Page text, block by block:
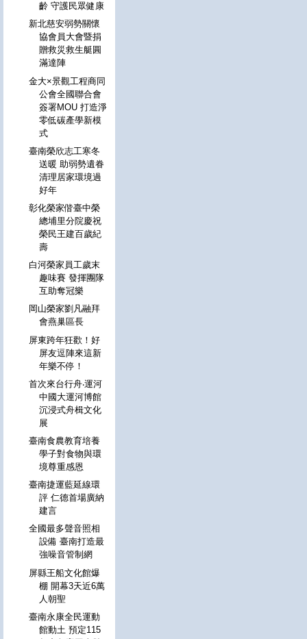
齡 守護民眾健康
新北慈安弱勢關懷
協會員大會暨捐
贈救災救生艇圓
滿達陣
金大×景觀工程商同
公會全國聯合會
簽署MOU 打造淨
零低碳產學新模
式
臺南榮欣志工寒冬
送暖 助弱勢遺眷
清理居家環境過
好年
彰化榮家偕臺中榮
總埔里分院慶祝
榮民王建百歲紀
壽
白河榮家員工歲末
趣味賽 發揮團隊
互助奪冠樂
岡山榮家劉凡融拜
會燕巢區長
屏東跨年狂歡！好
屏友逗陣來這新
年樂不停！
首次來台行舟‧運河
中國大運河博館
沉浸式舟楫文化
展
臺南食農教育培養
學子對食物與環
境尊重感恩
臺南捷運藍延線環
評 仁德首場廣納
建言
全國最多聲音照相
設備 臺南打造最
強噪音管制網
屏縣王船文化館爆
棚 開幕3天近6萬
人朝聖
臺南永康全民運動
館動土 預定115